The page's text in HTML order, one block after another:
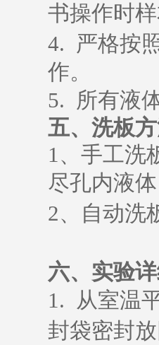
书操作时
4. 严格按
作。
5. 所有液
五、 洗板
1、 手工洗
尽孔内液
2、 自动洗
六、 实验
1. 从室温
封袋密封